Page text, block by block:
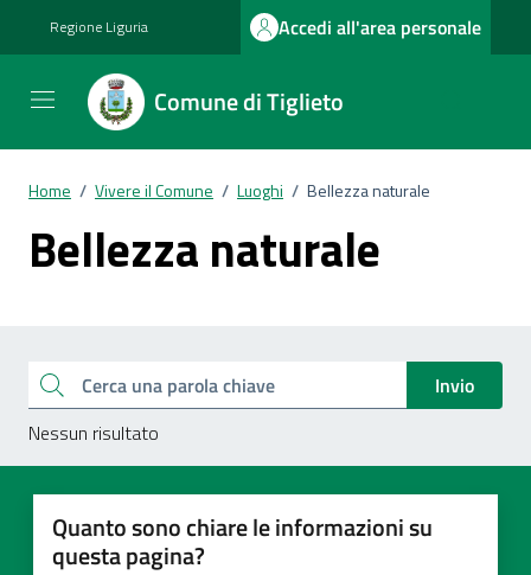
Regione Liguria Accedi all'area personale
Comune di Tiglieto
Home / Vivere il Comune / Luoghi / Bellezza naturale
Bellezza naturale
Esplora tutti i documenti
Cerca una parola chiave
Invio
Nessun risultato
Quanto sono chiare le informazioni su
questa pagina?